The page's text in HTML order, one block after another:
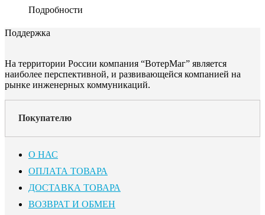
Подробности
Поддержка
На территории России компания “ВотерМаг” является
наиболее перспективной, и развивающейся компанией на
рынке инженерных коммуникаций.
Покупателю
О НАС
ОПЛАТА ТОВАРА
ДОСТАВКА ТОВАРА
ВОЗВРАТ И ОБМЕН